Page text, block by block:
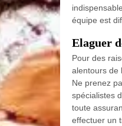
équipe est
Elaguer
Pour des
alentours de
Ne prenez
spécialistes
toute
effectuer un